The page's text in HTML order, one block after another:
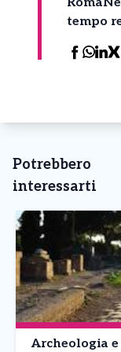
tempo
Potrebbero
interessarti
Archeologia